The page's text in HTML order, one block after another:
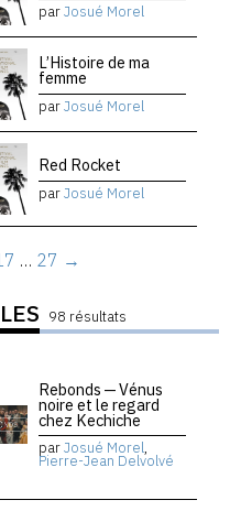
parJosué Morel
L’Histoire de ma
femme
parJosué Morel
Red Rocket
parJosué Morel
… 27 →
98 résultats
Rebonds — Vénus
noire et le regard
chez Kechiche
parJosué Morel,
Pierre-Jean Delvolvé